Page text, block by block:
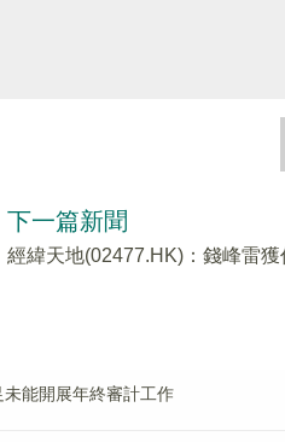
下一篇新聞
經緯天地(02477.HK)：錢峰雷
能開展年終審計工作